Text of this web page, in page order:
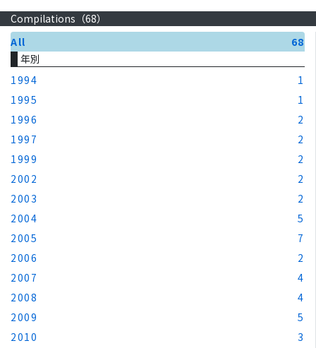
Compilations（68）
All
68
年別
1994
1
1995
1
1996
2
1997
2
1999
2
2002
2
2003
2
2004
5
2005
7
2006
2
2007
4
2008
4
2009
5
2010
3